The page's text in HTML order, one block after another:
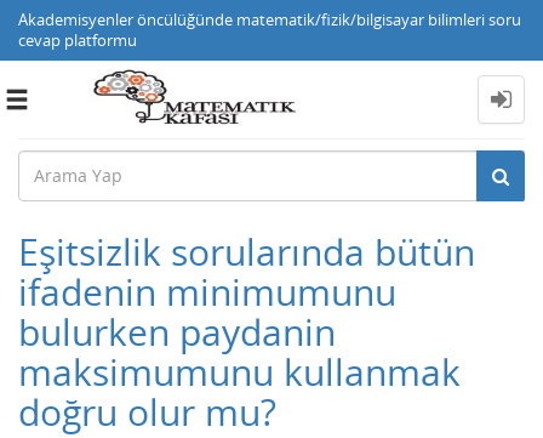
Akademisyenler öncülüğünde matematik/fizik/bilgisayar bilimleri soru
cevap platformu
Toggle
Eşitsizlik sorularında bütün
ifadenin minimumunu
bulurken paydanin
maksimumunu kullanmak
doğru olur mu?